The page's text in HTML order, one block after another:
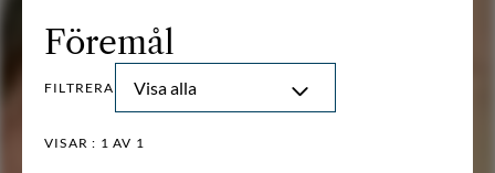
Föremål
FILTRERA Visa alla
VISAR : 1 AV 1